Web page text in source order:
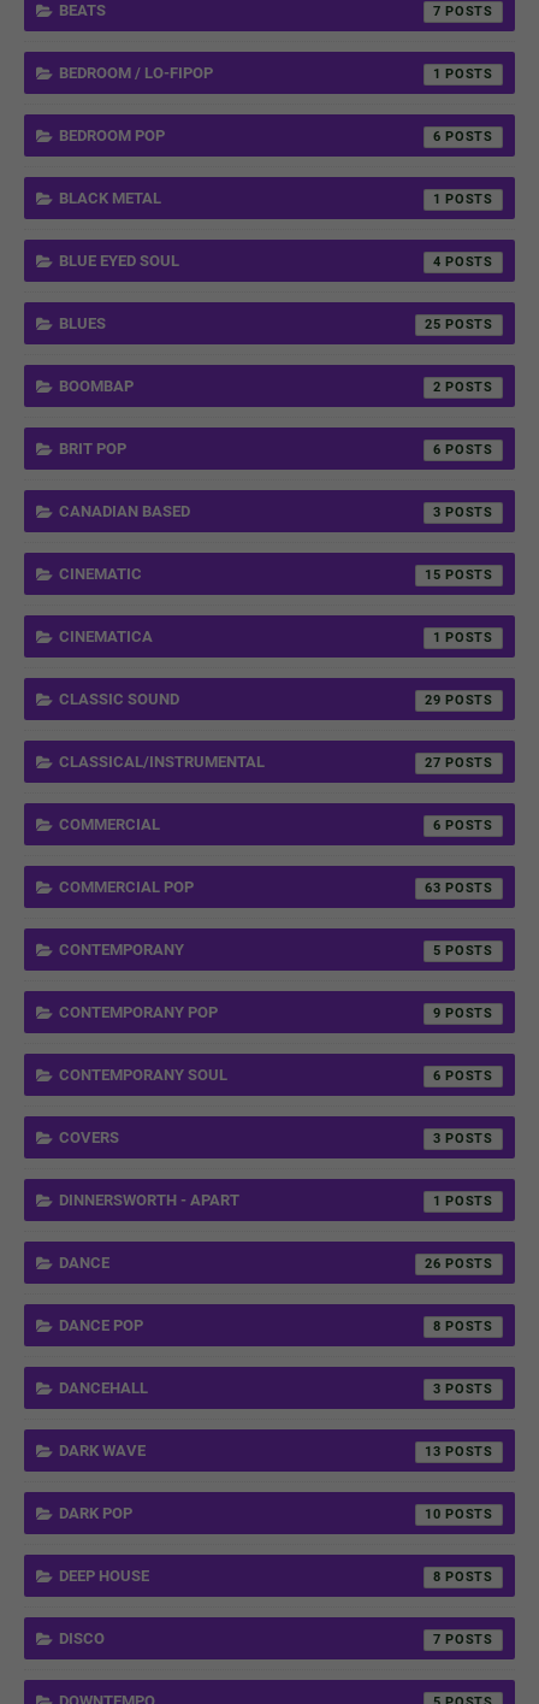
BEATS 7
BEDROOM / LO-FIPOP 1
BEDROOM POP 6
BLACK METAL 1
BLUE EYED SOUL 4
BLUES 25
BOOMBAP 2
BRIT POP 6
CANADIAN BASED 3
CINEMATIC 15
CINEMATICA 1
CLASSIC SOUND 29
CLASSICAL/INSTRUMENTAL 27
COMMERCIAL 6
COMMERCIAL POP 63
CONTEMPORANY 5
CONTEMPORANY POP 9
CONTEMPORANY SOUL 6
COVERS 3
DINNERSWORTH - APART 1
DANCE 26
DANCE POP 8
DANCEHALL 3
DARK WAVE 13
DARK POP 10
DEEP HOUSE 8
DISCO 7